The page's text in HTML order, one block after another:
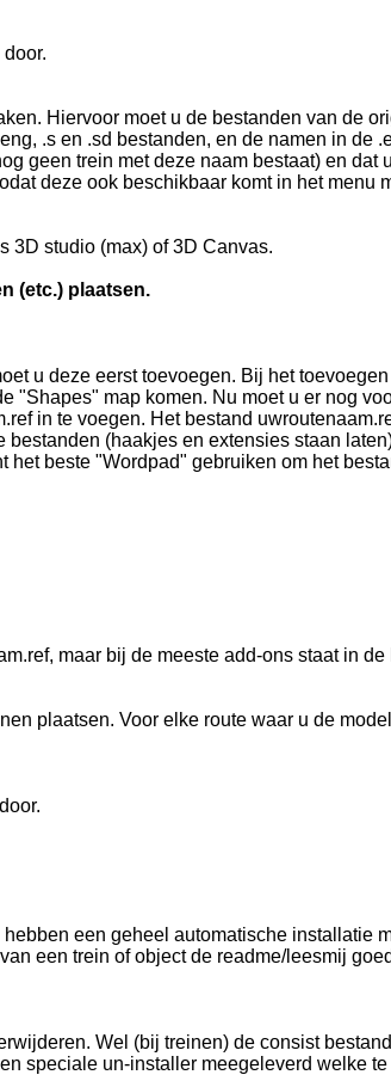
Hiervoor moet u de bestanden van de
.s en .sd bestanden, en de namen in de
geen trein met deze naam bestaat) en
deze ook beschikbaar komt in het menu
3D studio (max) of 3D Canvas.
(etc.) plaatsen.
u deze eerst toevoegen. Bij het
"Shapes" map komen. Nu moet u er nog
in te voegen. Het bestand
(haakjes en extensies staan
beste "Wordpad" gebruiken om het
maar bij de meeste add-ons staat in
plaatsen. Voor elke route waar u de
een geheel automatische installatie
een trein of object de readme/leesmij
Wel (bij treinen) de consist
speciale un-installer meegeleverd welke